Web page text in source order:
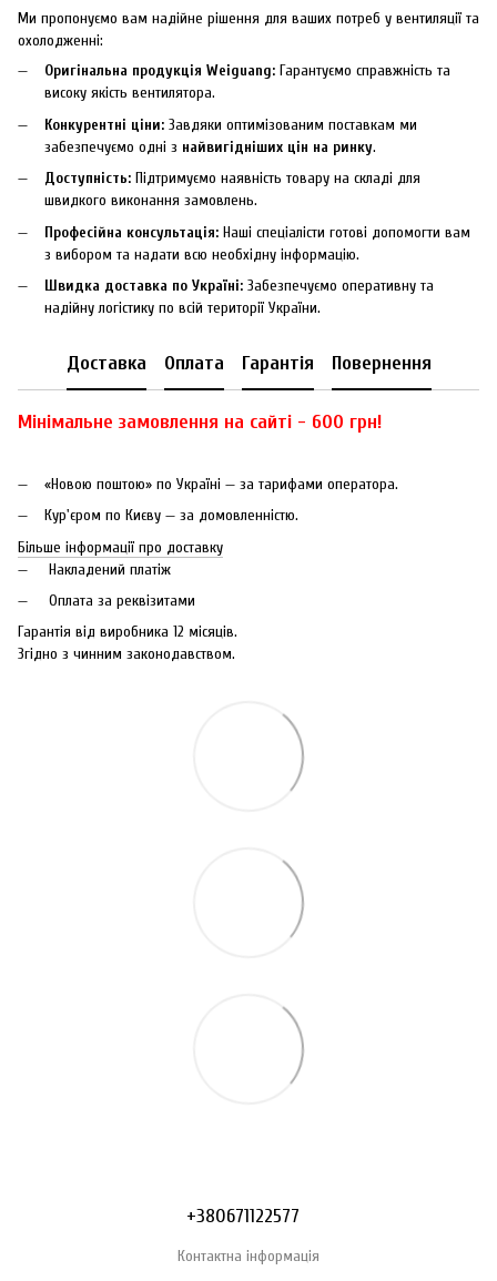
Ми пропонуємо вам надійне рішення для ваших потреб у вентиляції та
охолодженні:
Оригінальна продукція Weiguang: Гарантуємо справжність та
високу якість вентилятора.
Конкурентні ціни: Завдяки оптимізованим поставкам ми
забезпечуємо одні з найвигідніших цін на ринку.
Доступність: Підтримуємо наявність товару на складі для
швидкого виконання замовлень.
Професійна консультація: Наші спеціалісти готові допомогти вам
з вибором та надати всю необхідну інформацію.
Швидка доставка по Україні: Забезпечуємо оперативну та
надійну логістику по всій території України.
Доставка Оплата Гарантія Повернення
Мінімальне замовлення на сайті - 600 грн!
«Новою поштою» по Україні — за тарифами оператора.
Кур'єром по Києву — за домовленністю.
Більше інформації про доставку
Накладений платіж
Оплата за реквізитами
Гарантія від виробника 12 місяців.
Згідно з чинним законодавством.
+380671122577
Контактна інформація